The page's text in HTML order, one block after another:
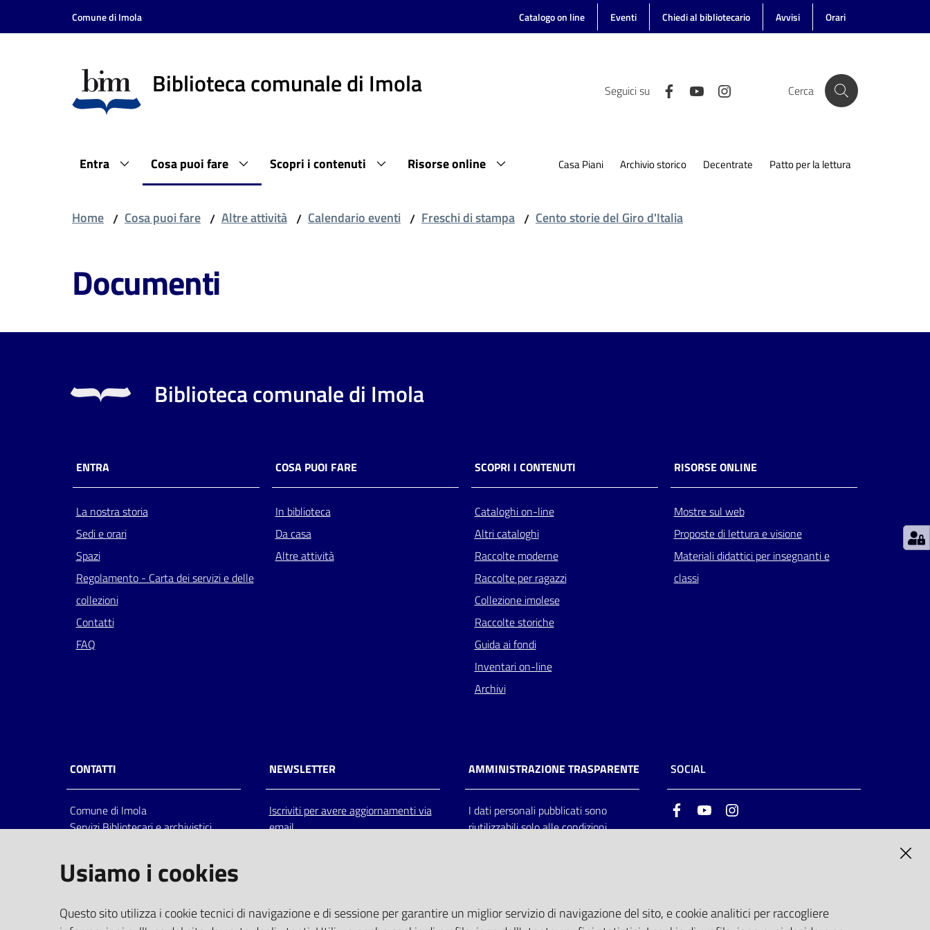
Vai al contenuto
Vai alla navigazione
Comune di Imola Catalogo on line Eventi Chiedi al bibliotecario Avvisi Orari
Biblioteca comunale di Imola Seguici su Cerca
Entra Cosa puoi fare Scopri i contenuti Risorse online Casa Piani Archivio storico Decentrate Patto per la lettura
Home / Cosa puoi fare / Altre attività / Calendario eventi / Freschi di stampa / Cento storie del Giro d'Italia
Documenti
Biblioteca comunale di Imola
ENTRA
La nostra storia
Sedi e orari
Spazi
Regolamento - Carta dei servizi e delle
collezioni
Contatti
FAQ
COSA PUOI FARE
In biblioteca
Da casa
Altre attività
SCOPRI I CONTENUTI
Cataloghi on-line
Altri cataloghi
Raccolte moderne
Raccolte per ragazzi
Collezione imolese
Raccolte storiche
Guida ai fondi
Inventari on-line
Archivi
RISORSE ONLINE
Mostre sul web
Proposte di lettura e visione
Materiali didattici per insegnanti e
classi
CONTATTI
Comune di Imola
Servizi Bibliotecari e archivistici
Italia
centralino: tel 0542.6026.36 fax
bim@comune.imola.bo.it
PEC
NEWSLETTER
Iscriviti per avere aggiornamenti via
email
AMMINISTRAZIONE TRASPARENTE
I dati personali pubblicati sono
riutilizzabili solo alle condizioni
SOCIAL
FacebookYoutube
Usiamo i cookies
Questo sito utilizza i cookie tecnici di navigazione e di sessione per garantire un miglior servizio di navigazione del sito, e cookie analitici per raccogliere